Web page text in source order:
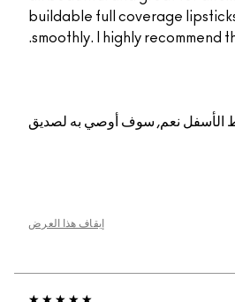
buildable full coverage
smoothly. I highly recommend
الأسفلنعم, سوف أوصي به لصديق
إيقاف هذا العرض